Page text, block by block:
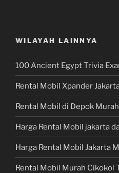
WILAYAH LAINNYA
100 Ancient Egypt Trivia
Rental Mobil Xpander
Rental Mobil di Depok Murah
Harga Rental Mobil jakarta
Harga Rental Mobil Jakarta
Rental Mobil Murah Cikokol